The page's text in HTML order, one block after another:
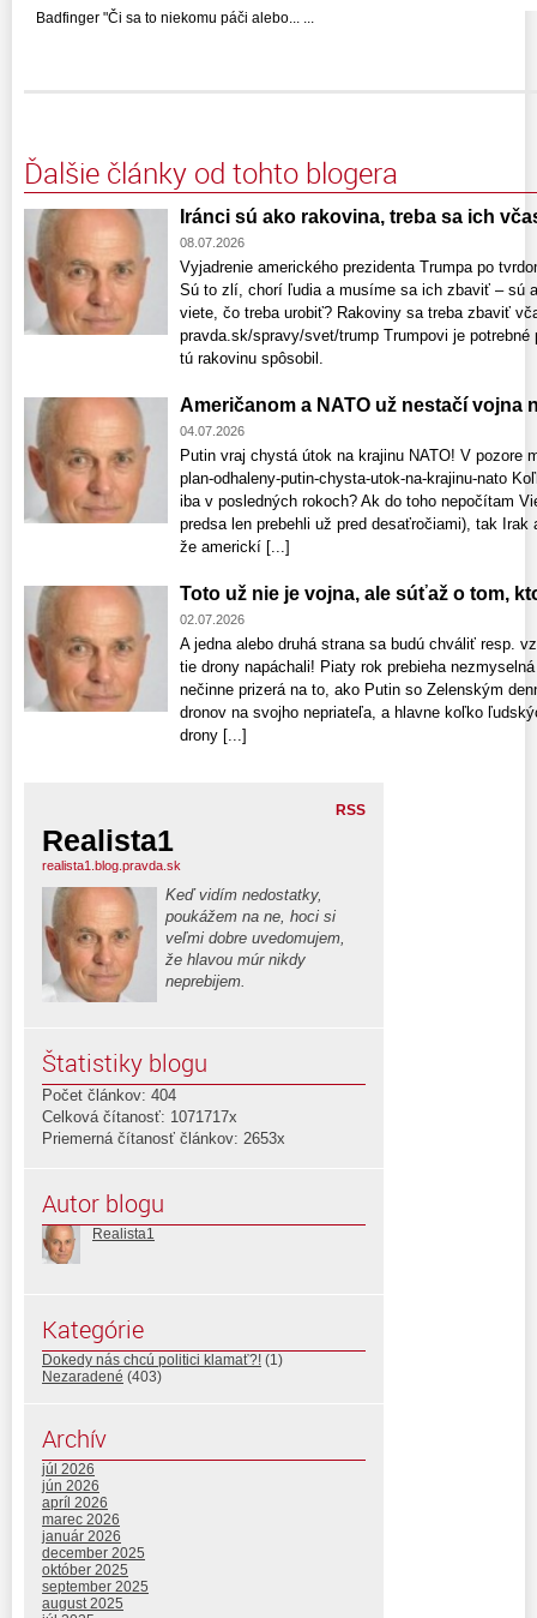
Badfinger "Či sa to niekomu páči alebo... ...
Ďalšie články od tohto blogera
Iránci sú ako rakovina, treba sa ich
08.07.2026
Vyjadrenie amerického prezidenta Trumpa po
Sú to zlí, chorí ľudia a musíme sa ich zbaviť – sú
viete, čo treba urobiť? Rakoviny sa treba zbaviť
pravda.sk/spravy/svet/trump Trumpovi je
tú rakovinu spôsobil.
Američanom a NATO už nestačí vojna
04.07.2026
Putin vraj chystá útok na krajinu NATO! V
plan-odhaleny-putin-chysta-utok-na-krajinu-nato
iba v posledných rokoch? Ak do toho nepočítam
predsa len prebehli už pred desaťročiami), tak
že americkí [...]
Toto už nie je vojna, ale súťaž o tom,
02.07.2026
A jedna alebo druhá strana sa budú chváliť resp.
tie drony napáchali! Piaty rok prebieha
nečinne prizerá na to, ako Putin so Zelenským
dronov na svojho nepriateľa, a hlavne koľko
drony [...]
RSS
Realista1
realista1.blog.pravda.sk
Keď vidím nedostatky,
poukážem na ne, hoci si
veľmi dobre uvedomujem,
že hlavou múr nikdy
neprebijem.
Štatistiky blogu
Počet článkov: 404
Celková čítanosť: 1071717x
Priemerná čítanosť článkov: 2653x
Autor blogu
Realista1
Kategórie
Dokedy nás chcú politici klamať?! (1)
Nezaradené (403)
Archív
júl 2026
jún 2026
apríl 2026
marec 2026
január 2026
december 2025
október 2025
september 2025
august 2025